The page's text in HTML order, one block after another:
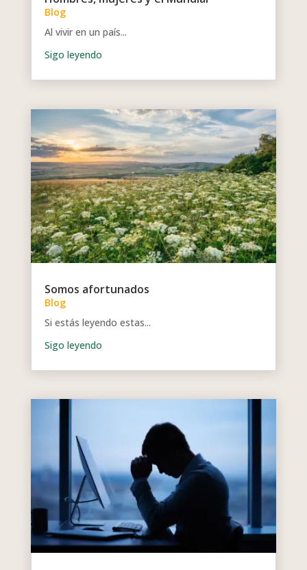
Blog
Al vivir en un país...
Somos afortunados
Blog
Si estás leyendo estas...